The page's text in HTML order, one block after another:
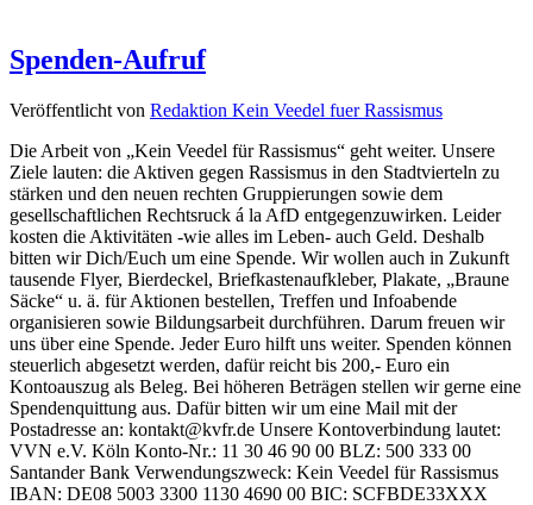
Spenden-Aufruf
Veröffentlicht von Redaktion Kein Veedel fuer Rassismus
Die Arbeit von „Kein Veedel für Rassismus“ geht weiter. Unsere
Ziele lauten: die Aktiven gegen Rassismus in den Stadtvierteln zu
stärken und den neuen rechten Gruppierungen sowie dem
gesellschaftlichen Rechtsruck á la AfD entgegenzuwirken. Leider
kosten die Aktivitäten -wie alles im Leben- auch Geld. Deshalb
bitten wir Dich/Euch um eine Spende. Wir wollen auch in Zukunft
tausende Flyer, Bierdeckel, Briefkastenaufkleber, Plakate, „Braune
Säcke“ u. ä. für Aktionen bestellen, Treffen und Infoabende
organisieren sowie Bildungsarbeit durchführen. Darum freuen wir
uns über eine Spende. Jeder Euro hilft uns weiter. Spenden können
steuerlich abgesetzt werden, dafür reicht bis 200,- Euro ein
Kontoauszug als Beleg. Bei höheren Beträgen stellen wir gerne eine
Spendenquittung aus. Dafür bitten wir um eine Mail mit der
Postadresse an: kontakt@kvfr.de Unsere Kontoverbindung lautet:
VVN e.V. Köln Konto-Nr.: 11 30 46 90 00 BLZ: 500 333 00
Santander Bank Verwendungszweck: Kein Veedel für Rassismus
IBAN: DE08 5003 3300 1130 4690 00 BIC: SCFBDE33XXX